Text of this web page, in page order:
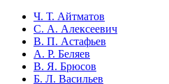
Ч. Т. Айтматов
С. А. Алексеевич
В. П. Астафьев
А. Р. Беляев
В. Я. Брюсов
Б. Л. Васильев